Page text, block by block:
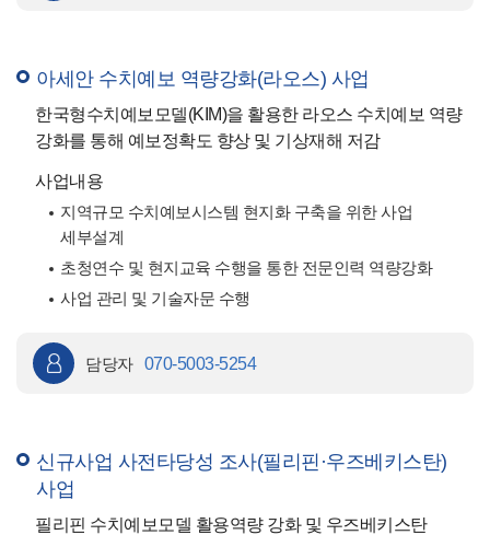
아세안 수치예보 역량강화(라오스) 사업
한국형수치예보모델(KIM)을 활용한 라오스 수치예보 역량
강화를 통해 예보정확도 향상 및 기상재해 저감
사업내용
지역규모 수치예보시스템 현지화 구축을 위한 사업
세부설계
초청연수 및 현지교육 수행을 통한 전문인력 역량강화
사업 관리 및 기술자문 수행
담당자 070-5003-5254
신규사업 사전타당성 조사(필리핀·우즈베키스탄)
사업
필리핀 수치예보모델 활용역량 강화 및 우즈베키스탄